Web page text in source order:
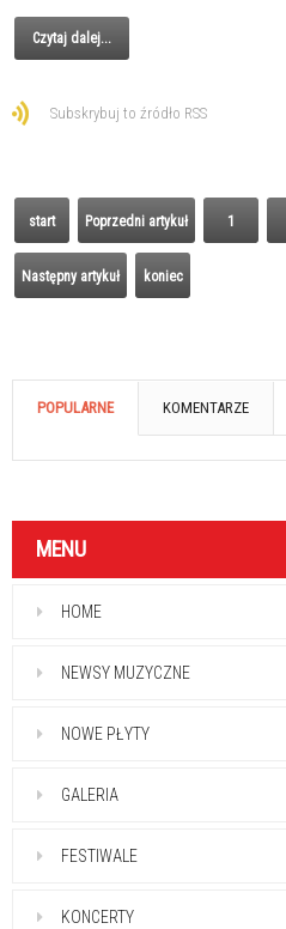
Czytaj dalej...
Subskrybuj to źródło RSS
start Poprzedni artykuł 1
Następny artykuł koniec
POPULARNE KOMENTARZE
MENU
HOME
NEWSY MUZYCZNE
NOWE PŁYTY
GALERIA
FESTIWALE
KONCERTY